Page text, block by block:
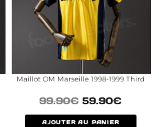
Maillot OM Marseille 1998-1999 Third
99.90€ 59.90€
AJOUTER AU PANIER